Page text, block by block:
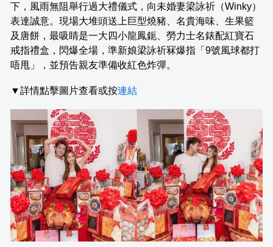
下，風雨無阻舉行過大禮儀式，向未婚妻梁詠祈（Winky）
表達誠意。現場大堆頭送上巨型燒豬、名貴海味、生果籃
及唐餅，最吸睛是一大四小龍鳳鈪、勞力士名錶配紅寶石
戒指禮盒，閃爆全場，準新娘梁詠祈冧爆指「9號風球都打
唔甩」，並預告親友準備收紅色炸彈。
▼詳情點擊圖片查看或按連結